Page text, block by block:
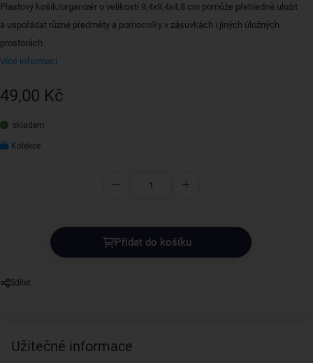
Plastový košík/organizér o velikosti 9,4x9,4x4,8 cm pomůže přehledně uložit
a uspořádat různé předměty a pomocníky v zásuvkách i jiných úložných
prostorách.
Více informací
49,00 Kč
skladem
Kolekce
Přidat do košíku
Sdílet
Užitečné informace